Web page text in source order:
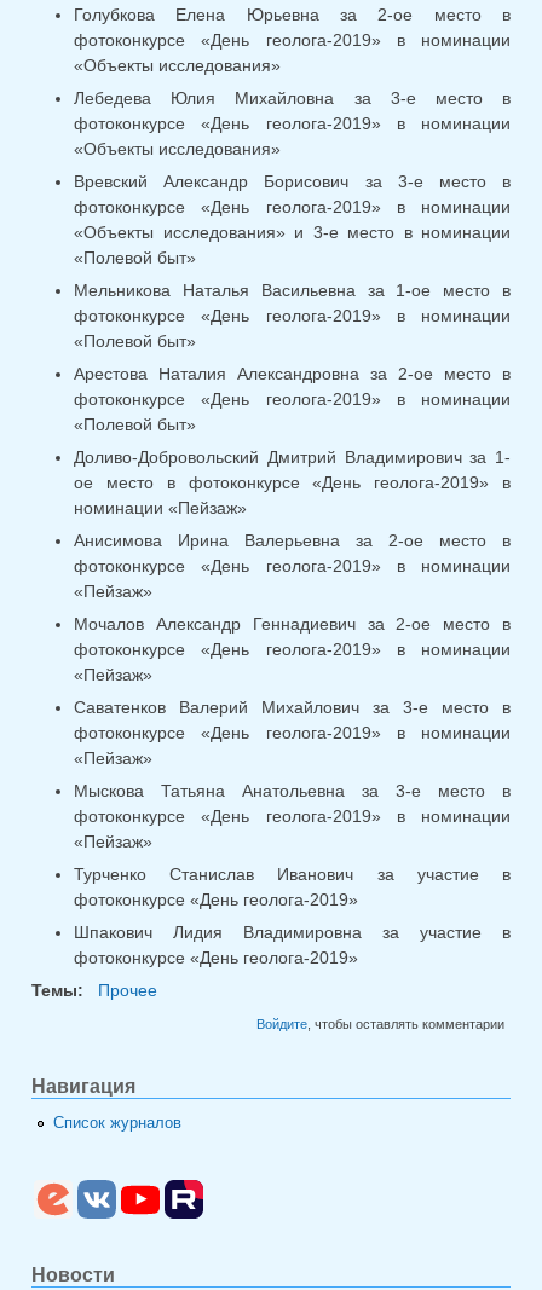
Голубкова Елена Юрьевна за 2-ое место в
фотоконкурсе «День геолога-2019» в номинации
«Объекты исследования»
Лебедева Юлия Михайловна за 3-е место в
фотоконкурсе «День геолога-2019» в номинации
«Объекты исследования»
Вревский Александр Борисович за 3-е место в
фотоконкурсе «День геолога-2019» в номинации
«Объекты исследования» и 3-е место в номинации
«Полевой быт»
Мельникова Наталья Васильевна за 1-ое место в
фотоконкурсе «День геолога-2019» в номинации
«Полевой быт»
Арестова Наталия Александровна за 2-ое место в
фотоконкурсе «День геолога-2019» в номинации
«Полевой быт»
Доливо-Добровольский Дмитрий Владимирович за 1-
ое место в фотоконкурсе «День геолога-2019» в
номинации «Пейзаж»
Анисимова Ирина Валерьевна за 2-ое место в
фотоконкурсе «День геолога-2019» в номинации
«Пейзаж»
Мочалов Александр Геннадиевич за 2-ое место в
фотоконкурсе «День геолога-2019» в номинации
«Пейзаж»
Саватенков Валерий Михайлович за 3-е место в
фотоконкурсе «День геолога-2019» в номинации
«Пейзаж»
Мыскова Татьяна Анатольевна за 3-е место в
фотоконкурсе «День геолога-2019» в номинации
«Пейзаж»
Турченко Станислав Иванович за участие в
фотоконкурсе «День геолога-2019»
Шпакович Лидия Владимировна за участие в
фотоконкурсе «День геолога-2019»
Темы:
Прочее
Войдите, чтобы оставлять комментарии
Навигация
Список журналов
Новости